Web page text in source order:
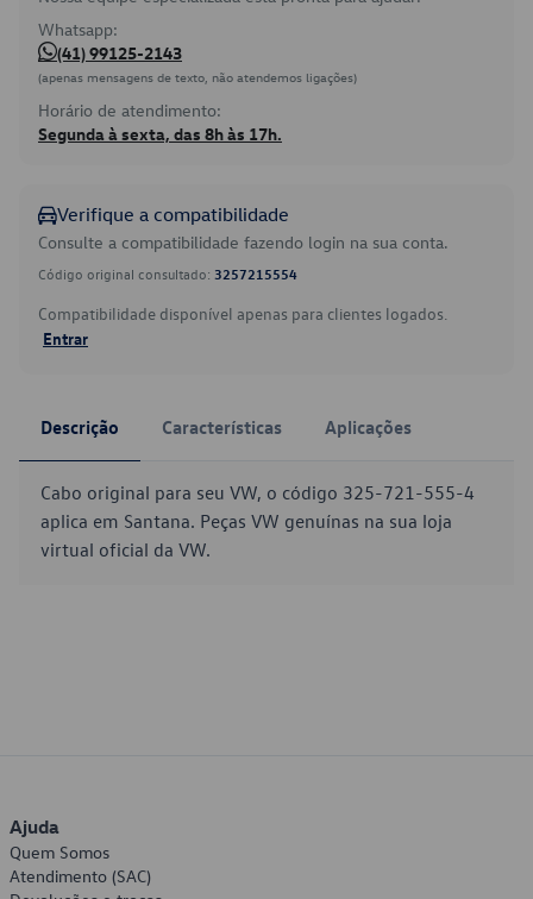
Whatsapp:
(41) 99125-2143
(apenas mensagens de texto, não atendemos ligações)
Horário de atendimento:
Segunda à sexta, das 8h às 17h.
Verifique a compatibilidade
Consulte a compatibilidade fazendo login na sua conta.
Código original consultado: 3257215554
Compatibilidade disponível apenas para clientes logados.
Entrar
Descrição Características Aplicações
Cabo original para seu VW, o código 325-721-555-4
aplica em Santana. Peças VW genuínas na sua loja
virtual oficial da VW.
Ajuda
Quem Somos
Atendimento (SAC)